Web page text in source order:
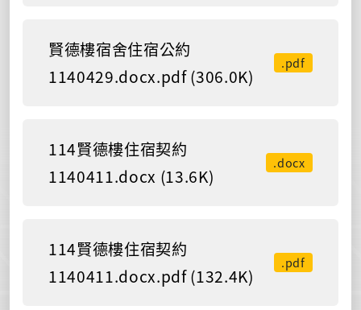
賢德樓宿舍住宿公約
1140429.docx.pdf (306.0K)
.pdf
114賢德樓住宿契約
1140411.docx (13.6K)
.docx
114賢德樓住宿契約
1140411.docx.pdf (132.4K)
.pdf